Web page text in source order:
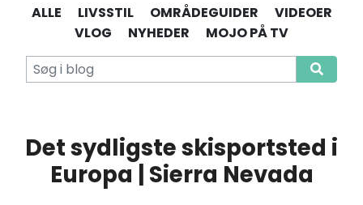
ALLE LIVSSTIL OMRÅDEGUIDER
VIDEOER
VLOG
NYHEDER MOJO PÅ TV
Det sydligste skisportsted i
Europa | Sierra Nevada